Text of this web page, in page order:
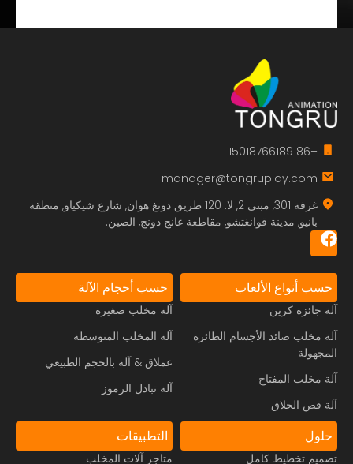
+86 15018766189
manager@tongruplay.com
غرفة 301, مبنى 2, لا. 120 طريق دونغ هوان, شارع شيكياو, منطقة
بانيو, مدينة قوانغتشو, مقاطعة غانج دونج, الصين.
حسب أنواع الألعاب
آلة جائزة كرين
آلة مخلب صائد الأجسام الطائرة
المجهولة
آلة مخلب المفتاح
آلة قص الحلاق
حسب أحجام الآلة
آلة مخلب صغيرة
آلة المخلب المتوسطة
عملاق & آلة بالحجم الطبيعي
آلة تبادل الرموز
حلول
تصميم تخطيط كامل
التطبيقات
متاجر آلات المخلب